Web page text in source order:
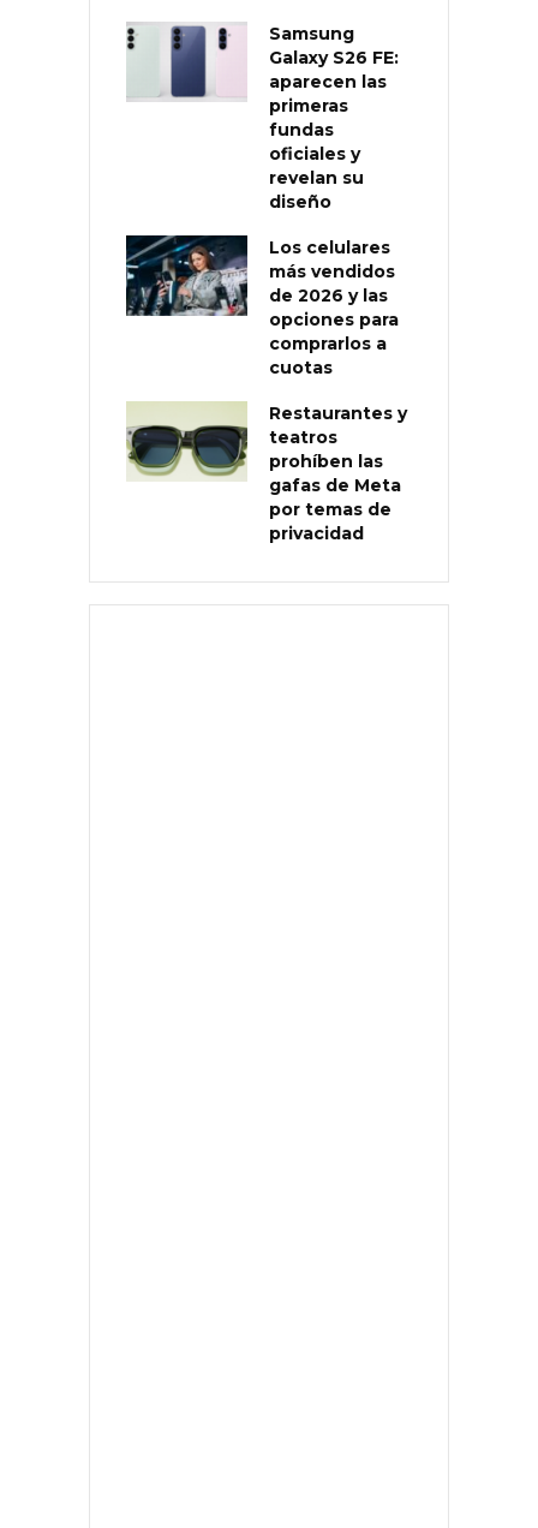
Samsung
Galaxy S26 FE:
aparecen las
primeras
fundas
oficiales y
revelan su
diseño
Los celulares
más vendidos
de 2026 y las
opciones para
comprarlos a
cuotas
Restaurantes y
teatros
prohíben las
gafas de Meta
por temas de
privacidad